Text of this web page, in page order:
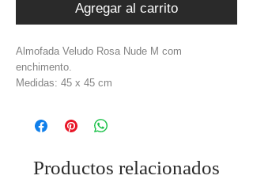
Agregar al carrito
Almofada Veludo Rosa Nude M com
enchimento.
Medidas: 45 x 45 cm
Productos relacionados